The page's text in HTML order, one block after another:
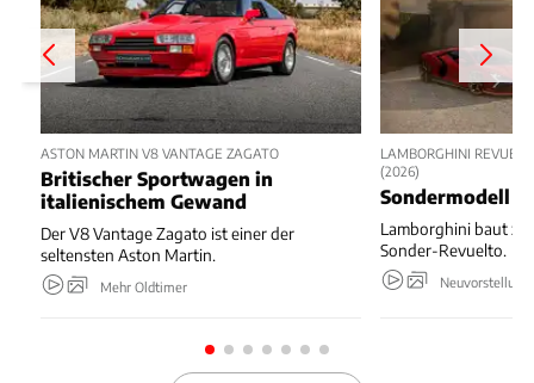
ASTON MARTIN V8 VANTAGE ZAGATO
Britischer Sportwagen in
italienischem Gewand
Der V8 Vantage Zagato ist einer der
seltensten Aston Martin.
Mehr Oldtimer
LAMBORGHINI
(2026)
Sondermodell
Lamborghini baut
Sonder-Revuelto.